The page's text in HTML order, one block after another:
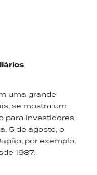
uma grande
se mostra um
para investidores
5 de agosto, o
por exemplo,
1987.